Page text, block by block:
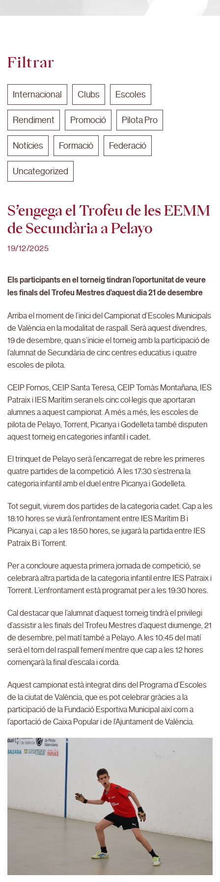
Filtrar
Internacional Clubs Escoles
Rendiment Promoció Pilota Pro
Notícies Formació Federació
Uncategorized
S’engega el Trofeu de les EEMM
de Secundària a Pelayo
19/12/2025
Els participants en el torneig tindran l’oportunitat de veure
les finals del Trofeu Mestres d’aquest dia 21 de desembre
Arriba el moment de l’inici del Campionat d’Escoles Municipals
de València en la modalitat de raspall. Serà aquest divendres,
19 de desembre, quan s’inicie el torneig amb la participació de
l’alumnat de Secundària de cinc centres educatius i quatre
escoles de pilota.
CEIP Fornos, CEIP Santa Teresa, CEIP Tomàs Montañana, IES
Patraix i IES Marítim seran els cinc col·legis que aportaran
alumnes a aquest campionat. A més a més, les escoles de
pilota de Pelayo, Torrent, Picanya i Godelleta també disputen
aquest torneig en categories infantil i cadet.
El trinquet de Pelayo serà l’encarregat de rebre les primeres
quatre partides de la competició. A les 17:30 s’estrena la
categoria infantil amb el duel entre Picanya i Godelleta.
Tot seguit, viurem dos partides de la categoria cadet. Cap a les
18:10 hores se viurà l’enfrontament entre IES Marítim B i
Picanya i, cap a les 18:50 hores, se jugarà la partida entre IES
Patraix B i Torrent.
Per a concloure aquesta primera jornada de competició, se
celebrarà altra partida de la categoria infantil entre IES Patraix i
Torrent. L’enfrontament està programat per a les 19:30 hores.
Cal destacar que l’alumnat d’aquest torneig tindrà el privilegi
d’assistir a les finals del Trofeu Mestres d’aquest diumenge, 21
de desembre, pel matí també a Pelayo. A les 10:45 del matí
serà el torn del raspall femení mentre que cap a les 12 hores
començarà la final d’escala i corda.
Aquest campionat està integrat dins del Programa d’Escoles
de la ciutat de València, que es pot celebrar gràcies a la
participació de la Fundació Esportiva Municipal així com a
l’aportació de Caixa Popular i de l’Ajuntament de València.